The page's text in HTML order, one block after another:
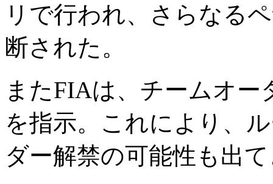
リで行われ、さらなる
断された。
またFIAは、チームオ
を指示。これにより、
ダー解禁の可能性も出